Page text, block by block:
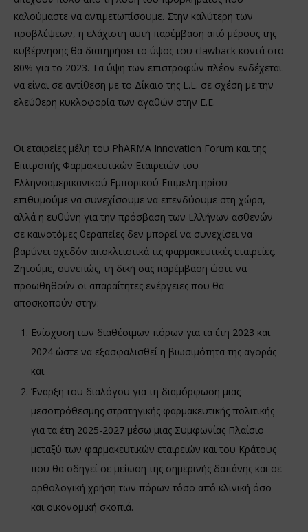
καλούμαστε να αντιμετωπίσουμε. Στην καλύτερη των
προβλέψεων, η ελάχιστη αυτή παρέμβαση από μέρους της
κυβέρνησης θα διατηρήσει το ύψος του clawback κοντά στο
80% για το 2023. Τα ύψη των επιστροφών πλέον ενδέχεται
να είναι σε αντίθεση με το Δίκαιο της Ε.Ε. σε σχέση με την
ελεύθερη κυκλοφορία των αγαθών στην Ε.Ε.
Οι εταιρείες μέλη του PhARMA Innovation Forum και της
Επιτροπής Φαρμακευτικών Εταιρειών του
Ελληνοαμερικανικού Εμπορικού Επιμελητηρίου
επιθυμούμε να συνεχίσουμε να επενδύουμε στη χώρα,
αλλά η ευθύνη για την πρόσβαση των Ελλήνων ασθενών
σε καινοτόμες θεραπείες δεν μπορεί να συνεχίσει να
βαρύνει σχεδόν αποκλειστικά τις φαρμακευτικές εταιρείες.
Ζητούμε, συνεπώς, τη δική σας παρέμβαση ώστε να
προωθηθούν οι απαραίτητες ενέργειες που θα
αποσκοπούν στην:
Ενίσχυση των διαθέσιμων πόρων για τα έτη 2023 και
2024 ώστε να εξασφαλισθεί η βιωσιμότητα της αγοράς
και
Έναρξη του διαλόγου για τη διαμόρφωση μιας
μεσοπρόθεσμης στρατηγικής φαρμακευτικής πολιτικής
για τα έτη 2025-2027 μέσω μιας Συμφωνίας Πλαίσιο
μεταξύ των φαρμακευτικών εταιρειών και του Κράτους
που θα οδηγεί σε μείωση της σημερινής δαπάνης και σε
ορθολογική χρήση των πόρων τόσο από κλινική όσο
και οικονομική σκοπιά.